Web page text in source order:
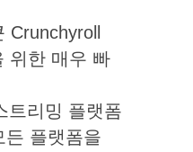
위한 매우 빠
트리밍 플랫폼
플랫폼을